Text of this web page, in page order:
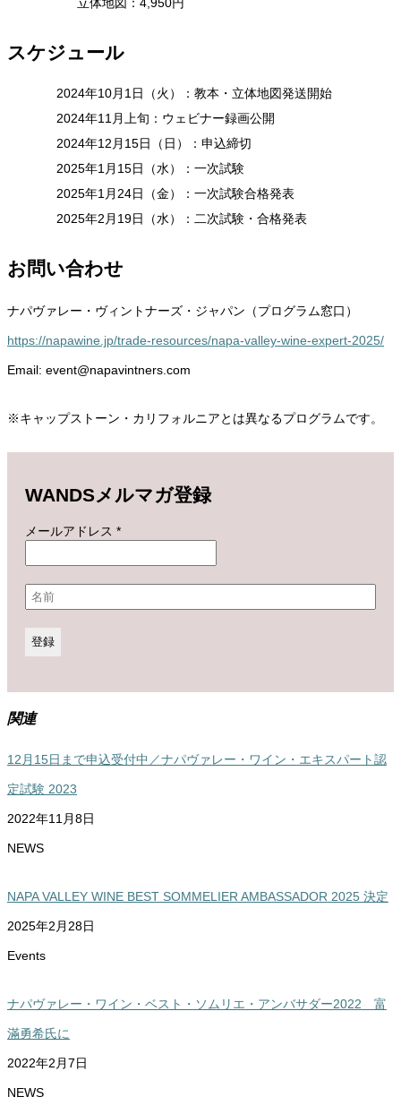
スケジュール
2024年10月1日（火）：教本・立体地図発送開始
2024年11月上旬：ウェビナー録画公開
2024年12月15日（日）：申込締切
2025年1月15日（水）：一次試験
2025年1月24日（金）：一次試験合格発表
2025年2月19日（水）：二次試験・合格発表
お問い合わせ
ナパヴァレー・ヴィントナーズ・ジャパン（プログラム窓口）
https://napawine.jp/trade-resources/napa-valley-wine-expert-2025/
Email: event@napavintners.com
※キャップストーン・カリフォルニアとは異なるプログラムです。
WANDSメルマガ登録
メールアドレス *
関連
12月15日まで申込受付中／ナパヴァレー・ワイン・エキスパート認
定試験 2023
2022年11月8日
NEWS
NAPA VALLEY WINE BEST SOMMELIER AMBASSADOR 2025 決定
2025年2月28日
Events
ナパヴァレー・ワイン・ベスト・ソムリエ・アンバサダー2022 富
滿勇希氏に
2022年2月7日
NEWS